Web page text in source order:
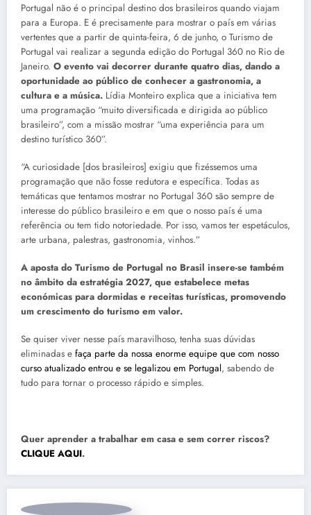
Portugal não é o principal destino dos brasileiros quando viajam
para a Europa. E é precisamente para mostrar o país em várias
vertentes que a partir de quinta-feira, 6 de junho, o Turismo de
Portugal vai realizar a segunda edição do Portugal 360 no Rio de
Janeiro. O evento vai decorrer durante quatro dias, dando a
oportunidade ao público de conhecer a gastronomia, a
cultura e a música. Lídia Monteiro explica que a iniciativa tem
uma programação “muito diversificada e dirigida ao público
brasileiro”, com a missão mostrar “uma experiência para um
destino turístico 360”.
“A curiosidade [dos brasileiros] exigiu que fizéssemos uma
programação que não fosse redutora e específica. Todas as
temáticas que tentamos mostrar no Portugal 360 são sempre de
interesse do público brasileiro e em que o nosso país é uma
referência ou tem tido notoriedade. Por isso, vamos ter espetáculos,
arte urbana, palestras, gastronomia, vinhos.”
A aposta do Turismo de Portugal no Brasil insere-se também
no âmbito da estratégia 2027, que estabelece metas
económicas para dormidas e receitas turísticas, promovendo
um crescimento do turismo em valor.
Se quiser viver nesse país maravilhoso, tenha suas dúvidas
eliminadas e faça parte da nossa enorme equipe que com nosso
curso atualizado entrou e se legalizou em Portugal, sabendo de
tudo para tornar o processo rápido e simples.
Quer aprender a trabalhar em casa e sem correr riscos?
CLIQUE AQUI.